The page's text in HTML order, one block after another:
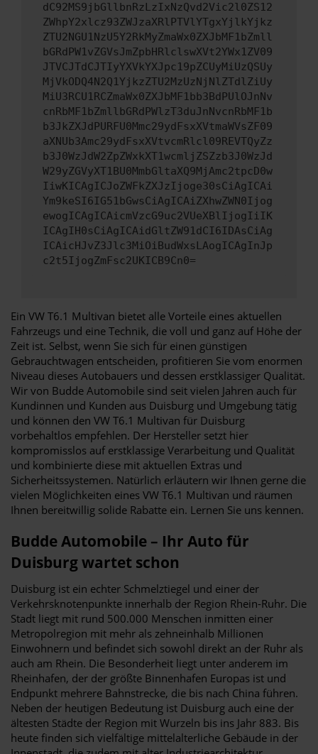
dC92MS9jbGllbnRzLzIxNzQvd2Vic2l0ZS12
ZWhpY2xlcz93ZWJzaXRlPTVlYTgxYjlkYjkz
ZTU2NGU1NzU5Y2RkMyZmaWx0ZXJbMF1bZmll
bGRdPW1vZGVsJmZpbHRlclswXVt2YWx1ZV09
JTVCJTdCJTIyYXVkYXJpc19pZCUyMiUzQSUy
MjVkODQ4N2Q1YjkzZTU2MzUzNjNlZTdlZiUy
MiU3RCU1RCZmaWx0ZXJbMF1bb3BdPUlOJnNv
cnRbMF1bZmllbGRdPWlzT3duJnNvcnRbMF1b
b3JkZXJdPURFU0Mmc29ydFsxXVtmaWVsZF09
aXNUb3Amc29ydFsxXVtvcmRlcl09REVTQyZz
b3J0WzJdW2ZpZWxkXT1wcmljZSZzb3J0WzJd
W29yZGVyXT1BU0MmbGltaXQ9MjAmc2tpcD0w
IiwKICAgICJoZWFkZXJzIjoge30sCiAgICAi
Ym9keSI6IG51bGwsCiAgICAiZXhwZWN0Ijog
ewogICAgICAicmVzcG9uc2VUeXBlIjogIiIK
ICAgIH0sCiAgICAidGltZW91dCI6IDAsCiAg
ICAicHJvZ3Jlc3MiOiBudWxsLAogICAgInJp
c2t5IjogZmFsc2UKICB9Cn0=
Ein VW T6.1 Multivan bietet alle Vorteile eines aktuellen
Fahrzeugs und eine Technik, die voll und ganz auf Höhe der
Zeit ist. Selbst, wenn Sie sich für einen günstigen
Gebrauchtwagen entscheiden, profitieren Sie vom enormen
Niveau dieses Autobauers und dessen erstklassiger Qualität.
Wir von Budde Automobile sind seit vielen Jahren auch für
Kundinnen und Kunden aus Duisburg und Umgebung tätig
und können den VW T6.1 Multivan für Duisburg
vorbehaltlos empfehlen. Der Hersteller setzt hier
kompromisslos auf erstklassige Verarbeitung und Qualität
und kombinierte diese mit aktuellen Extras und
Sicherheitssystemen. Natürlich erläutern wir Ihnen gerne die
vielen Möglichkeiten eines VW T6.1 Multivan und räumen
Ihnen bereitwillig solide Rabatte ein. Lernen Sie uns kennen.
Budde Automobile – Ihr Auto für
Duisburg wartet schon
Duisburg ist ein echter Schmelztiegel und einer der
Verkehrsknotenpunkte innerhalb der Region Rhein-Ruhr. Die
Stadt liegt mit rund 500.000 Menschen inmitten einer
Metropolregion mit mehr als zehneinhalb Millionen
Einwohnern und befindet sich sowohl direkt an der Ruhr als
auch am Rhein. Die Besonderheit liegt unter anderem im
Rheinhafen, der der größte Binnenhafen Europas ist und
Endpunkt mehrere Bahnstrecke, die bis nach China führen.
Neben der heutigen Bedeutung ist Duisburg auch eine der
ältesten Städte der Region mit Wurzeln bis ins Jahr 883. Bis
heute finden sich vielfältige mittelalterliche Gebäude in der